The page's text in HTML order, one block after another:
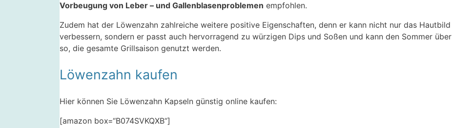
Vorbeugung von Leber – und Gallenblasenproblemen empfohlen.
Zudem hat der Löwenzahn zahlreiche weitere positive Eigenschaften, denn er kann nicht nur das Hautbild
verbessern, sondern er passt auch hervorragend zu würzigen Dips und Soßen und kann den Sommer über
so, die gesamte Grillsaison genutzt werden.
Löwenzahn kaufen
Hier können Sie Löwenzahn Kapseln günstig online kaufen:
[amazon box=“B074SVKQXB“]